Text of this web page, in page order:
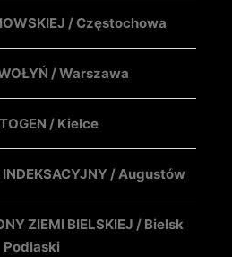
/ Częstochowa
/ Warszawa
/ Kielce
/ Augustów
ZIEMI BIELSKIEJ / Bielsk
Podlaski